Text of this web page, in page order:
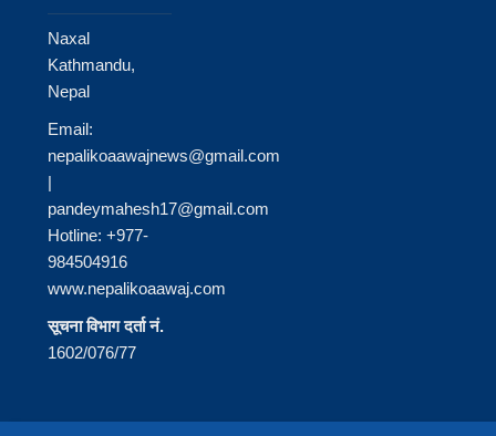
Naxal
Kathmandu,
Nepal
Email:
nepalikoaawajnews@gmail.com
|
pandeymahesh17@gmail.com
Hotline: +977-
984504916
www.nepalikoaawaj.com
सूचना विभाग दर्ता नं.
1602/076/77